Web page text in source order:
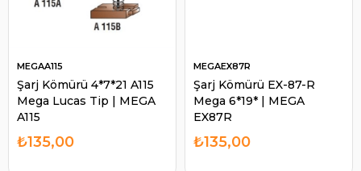
Şarj Kömürü 4*7*21 A115
Mega Lucas Tip | MEGA
A115
MEGAA115
₺135,00
Şarj Kömürü EX-87-R
Mega 6*19* | MEGA
EX87R
MEGAEX87R
₺135,00